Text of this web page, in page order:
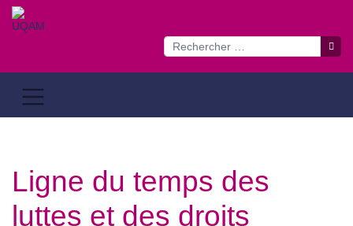
Passer
Ligne du temps des
luttes et des droits